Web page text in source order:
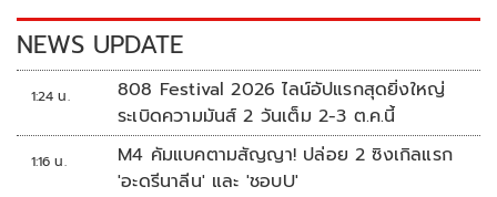
k k
NEWS UPDATE
1:24 น.
808 Festival 2026 ไลน์อัปแรกสุดยิ่งใหญ่
ระเบิดความมันส์ 2 วันเต็ม 2-3 ต.ค.นี้
1:16 น.
M4 คัมแบคตามสัญญา! ปล่อย 2 ซิงเกิลแรก
'อะดรีนาลีน' และ 'ชอบU'